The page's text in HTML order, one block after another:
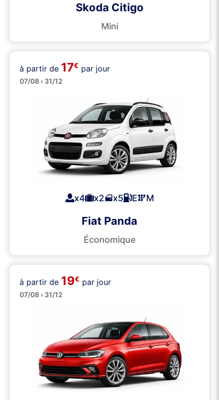
Skoda Citigo
Mini
Petites
à partir de 17€ par jour
07/08 › 31/12
x4 x2 x5 E M
Fiat Panda
Économique
Moyennes
à partir de 19€ par jour
07/08 › 31/12